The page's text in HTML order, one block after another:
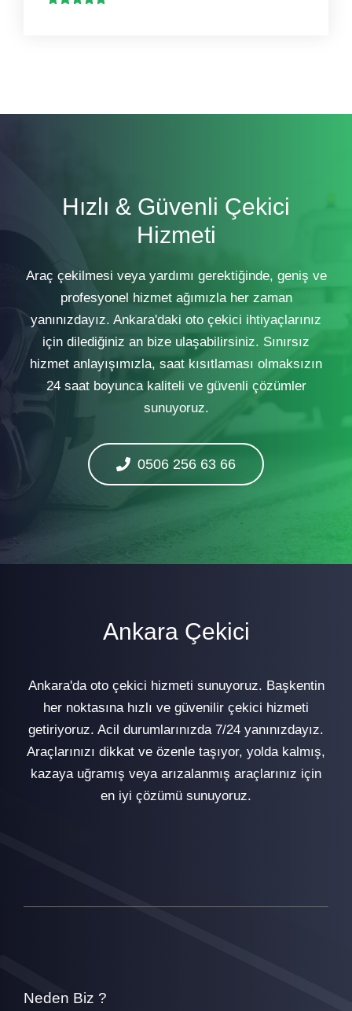
Hızlı & Güvenli Çekici
Hizmeti
Araç çekilmesi veya yardımı gerektiğinde, geniş ve
profesyonel hizmet ağımızla her zaman
yanınızdayız. Ankara'daki oto çekici ihtiyaçlarınız
için dilediğiniz an bize ulaşabilirsiniz. Sınırsız
hizmet anlayışımızla, saat kısıtlaması olmaksızın
24 saat boyunca kaliteli ve güvenli çözümler
sunuyoruz.
0506 256 63 66
Ankara Çekici
Ankara'da oto çekici hizmeti sunuyoruz. Başkentin
her noktasına hızlı ve güvenilir çekici hizmeti
getiriyoruz. Acil durumlarınızda 7/24 yanınızdayız.
Araçlarınızı dikkat ve özenle taşıyor, yolda kalmış,
kazaya uğramış veya arızalanmış araçlarınız için
en iyi çözümü sunuyoruz.
Neden Biz ?